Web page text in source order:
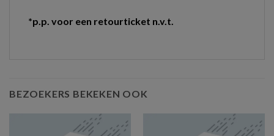
*p.p. voor een retourticket n.v.t.
BEZOEKERS BEKEKEN OOK